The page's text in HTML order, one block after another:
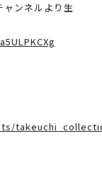
ャンネルより生